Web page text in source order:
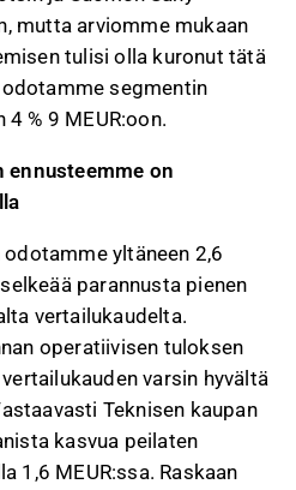
mutta arviomme mukaan
tulisi olla kuronut tätä
segmentin
% 9 MEUR:oon.
ennusteemme on
yltäneen 2,6
parannusta pienen
vertailukaudelta.
operatiivisen tuloksen
varsin hyvältä
Teknisen kaupan
kasvua peilaten
1,6 MEUR:ssa. Raskaan